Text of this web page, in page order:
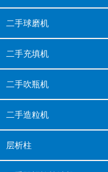
二手球磨机
二手充填机
二手吹瓶机
二手造粒机
层析柱